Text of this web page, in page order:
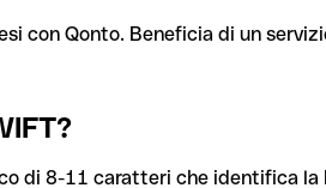
con Qonto. Beneficia di un
di 8-11 caratteri che identifica